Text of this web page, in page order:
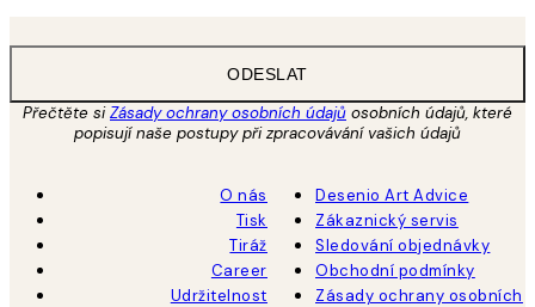
ODESLAT
Přečtěte siZásady ochrany osobních údajů osobních údajů, které
popisují naše postupy při zpracovávání vašich údajů
O nás
Tisk
Tiráž
Career
Udržitelnost
Desenio Art Advice
Zákaznický servis
Sledování objednávky
Obchodní podmínky
Zásady ochrany osobních